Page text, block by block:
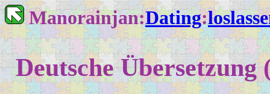
Manorainjan:Dating:
Deutsche Übersetzung